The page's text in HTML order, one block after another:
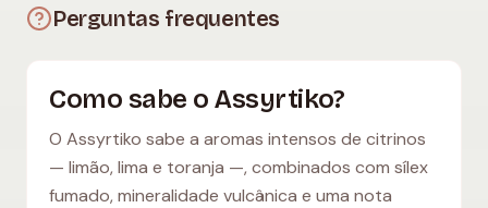
Perguntas frequentes
Como sabe o Assyrtiko?
O Assyrtiko sabe a aromas intensos de citrinos
— limão, lima e toranja —, combinados com sílex
fumado, mineralidade vulcânica e uma nota